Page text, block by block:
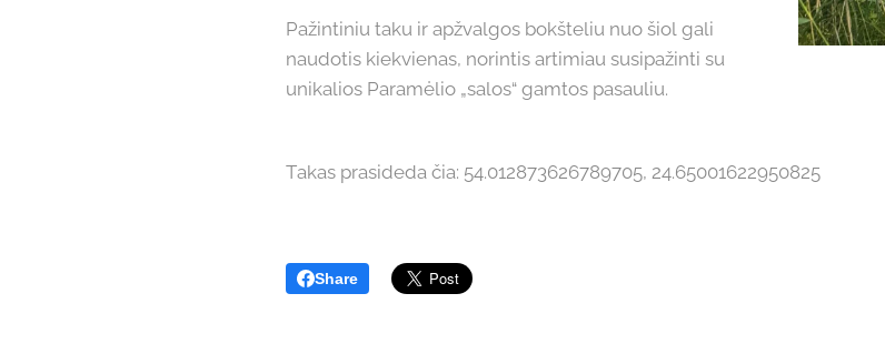
Pažintiniu taku ir apžvalgos bokšteliu nuo šiol gali
naudotis kiekvienas, norintis artimiau susipažinti su
unikalios Paramėlio „salos“ gamtos pasauliu.
Takas prasideda čia: 54.012873626789705, 24.65001622950825
Share